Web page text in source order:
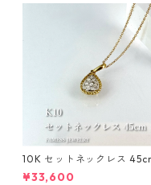
10K セットネックレス
mm
¥33,600